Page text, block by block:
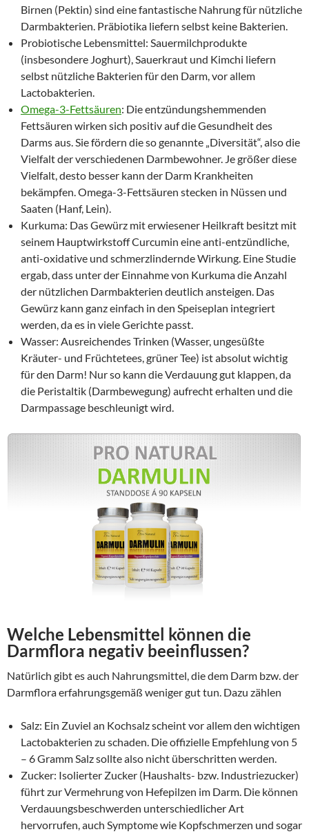
Birnen (Pektin) sind eine fantastische Nahrung für nützliche
Darmbakterien. Präbiotika liefern selbst keine Bakterien.
Probiotische Lebensmittel: Sauermilchprodukte
(insbesondere Joghurt), Sauerkraut und Kimchi liefern
selbst nützliche Bakterien für den Darm, vor allem
Lactobakterien.
Omega-3-Fettsäuren: Die entzündungshemmenden
Fettsäuren wirken sich positiv auf die Gesundheit des
Darms aus. Sie fördern die so genannte „Diversität“, also die
Vielfalt der verschiedenen Darmbewohner. Je größer diese
Vielfalt, desto besser kann der Darm Krankheiten
bekämpfen. Omega-3-Fettsäuren stecken in Nüssen und
Saaten (Hanf, Lein).
Kurkuma: Das Gewürz mit erwiesener Heilkraft besitzt mit
seinem Hauptwirkstoff Curcumin eine anti-entzündliche,
anti-oxidative und schmerzlindernde Wirkung. Eine Studie
ergab, dass unter der Einnahme von Kurkuma die Anzahl
der nützlichen Darmbakterien deutlich ansteigen. Das
Gewürz kann ganz einfach in den Speiseplan integriert
werden, da es in viele Gerichte passt.
Wasser: Ausreichendes Trinken (Wasser, ungesüßte
Kräuter- und Früchtetees, grüner Tee) ist absolut wichtig
für den Darm! Nur so kann die Verdauung gut klappen, da
die Peristaltik (Darmbewegung) aufrecht erhalten und die
Darmpassage beschleunigt wird.
Welche Lebensmittel können die
Darmflora negativ beeinflussen?
Natürlich gibt es auch Nahrungsmittel, die dem Darm bzw. der
Darmflora erfahrungsgemäß weniger gut tun. Dazu zählen
Salz: Ein Zuviel an Kochsalz scheint vor allem den wichtigen
Lactobakterien zu schaden. Die offizielle Empfehlung von 5
– 6 Gramm Salz sollte also nicht überschritten werden.
Zucker: Isolierter Zucker (Haushalts- bzw. Industriezucker)
führt zur Vermehrung von Hefepilzen im Darm. Die können
Verdauungsbeschwerden unterschiedlicher Art
hervorrufen, auch Symptome wie Kopfschmerzen und sogar